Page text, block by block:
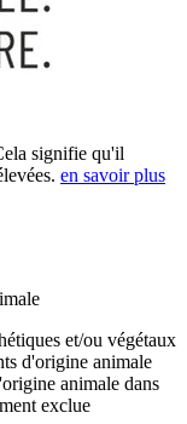
signifie qu'il
en savoir plus
et/ou végétaux
d'origine animale
animale dans
exclue